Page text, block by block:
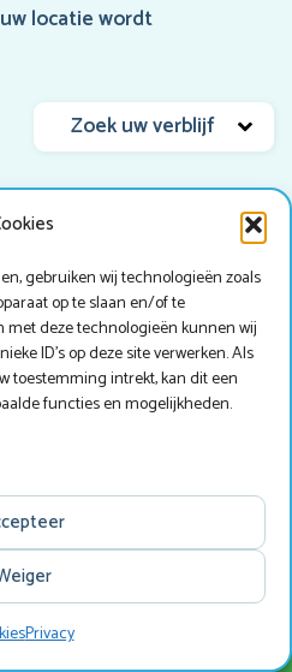
gebruiken wij technologieën zoals
op te slaan en/of te
deze technologieën kunnen wij
ID's op deze site verwerken. Als
toestemming intrekt, kan dit een
functies en mogelijkheden.
Privacy
Menu
Zoek uw verblijf
locatie wordt
7141 DH Groenlo
0544 466000
info@marveld.nl
door